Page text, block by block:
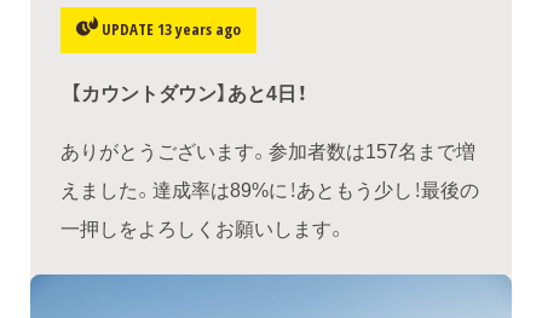
UPDATE 13 years ago
【カウントダウン】あと4日！
ありがとうございます。参加者数は157名まで増
えました。達成率は89%に！あともう少し！最後の
一押しをよろしくお願いします。